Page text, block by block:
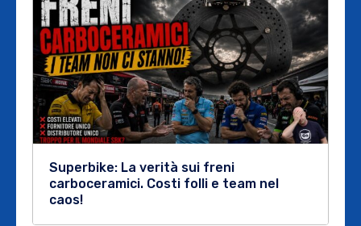
Superbike: La verità sui freni
carboceramici. Costi folli e team nel
caos!